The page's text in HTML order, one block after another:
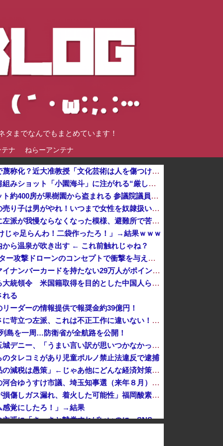
までなんでもまとめています！
ナ ねらーアンテナ
【物議】『みいちゃん』が現実で蔑称化？近大准教授「文化芸術は人を傷つけてもよい。ただし傷つけ方がある」
【🧟】「ゾンビたばこ売人」と肩組みショット「小園海斗」に注がれる“厳しい視線” 「レギュラー剥奪も選
【悲報】今度はシャインマスカット約400房が果樹園から盗まれる 参議院議員「日本人ではないと思う」他
【悲報】フェミニスト「野球場の売り子は男がやれ！いつまで女性を奴隷扱いする気だ」
思い通りに動かない熊本被災者に左派が我慢ならなくなった模様、避難所で苦しむ被災者に対して……
じゃ足らんわ！二袋作ったろ！」→結果ｗｗｗ
ら温泉が吹き出す ← これ前触れじゃね？
Anduril社が自律型ティルトローター攻撃ドローンのコンセプトで衝撃を与える！
共産党「これは酷い…京都市でマイナンバーカードを持たない29万人がポイント給付事業から排除された」
トランプ氏、「出産旅行」禁じる大統領令 米国籍取得を目的とした中国人らの渡米を問題視
れる
ーダーの情報提供で報奨金約39億円！
高市首相への賛同コメントの多さに苛立つ左派、これは不正工作に違いない！と確信してしまった結果……
島を一周…防衛省が全航路を公開！
辺野古の防犯カメラ画像を見た玉城デニー、「うまい言い訳が思いつかなかったからそれかよ」と有権者を呆れさせるコメントを……
タレコミがあり児童ポルノ禁止法違反で逮捕
【物議】参政党・神谷氏「食料品の減税は愚策」←じゃあ他にどんな経済対策があるんだよ？
歴代最多得票記録でトップ当選の河合ゆうすけ市議、埼玉知事選（来年８月）に立候補表明！「埼玉県の外国人問題を解決するには、知事選で保守の政治家が立...
イオンモール熊本の爆発「配管が損傷しガス漏れ、着火した可能性」福岡酸素、経産省に報告
感覚にしたろ！」→結果
消費税減税に反旗…小渕優子氏の主張に「さっさと離党すればいいのに」SNSで逆風…父親から続く「消費税の系譜」とは [8/7]